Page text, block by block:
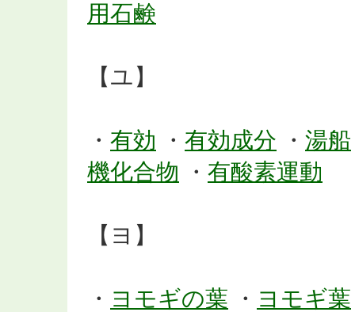
用石鹸
【ユ】
・ 有効 ・ 有効成分 ・ 湯船
機化合物 ・ 有酸素運動
【ヨ】
・ ヨモギの葉 ・ ヨモギ葉